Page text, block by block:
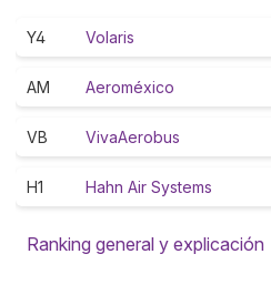
Y4 Volaris
AM Aeroméxico
VB VivaAerobus
H1 Hahn Air Systems
Ranking general y explicación